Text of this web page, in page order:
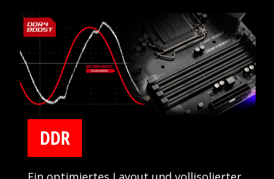
anzuschließen und zu optimieren, um
Transferraten von bis zu 10 Gb/s zu
bieten.
DDR